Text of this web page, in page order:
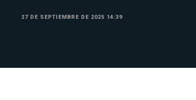
27 DE SEPTIEMBRE DE 2025 14:39